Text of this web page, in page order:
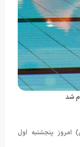
شد
امروز پنجشنبه اول